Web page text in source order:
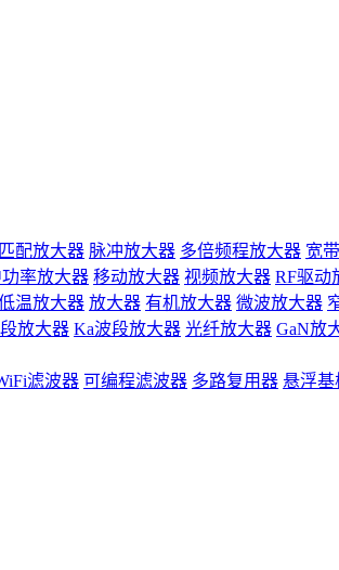
配放大器 脉冲放大器 多倍频程放大器 宽
功率放大器 移动放大器 视频放大器 RF驱动
温放大器 放大器 有机放大器 微波放大器
放大器 Ka波段放大器 光纤放大器 GaN放
滤波器 可编程滤波器 多路复用器 悬浮